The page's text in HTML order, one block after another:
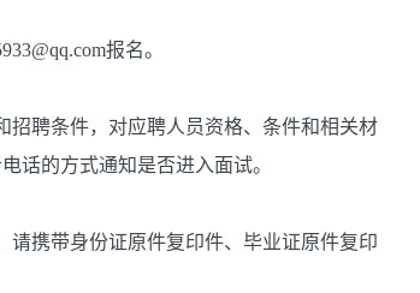
报名。
招聘条件，对应聘人员资格、条件和相关材
话的方式通知是否进入面试。
携带身份证原件复印件、毕业证原件复印